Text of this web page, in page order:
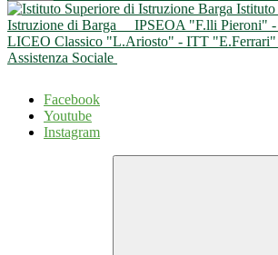
Istituto
Istruzione di Barga
IPSEOA "F.lli Pieroni"
LICEO Classico "L.Ariosto" - ITT "E.Ferrari"
Assistenza Sociale
Facebook
Youtube
Instagram